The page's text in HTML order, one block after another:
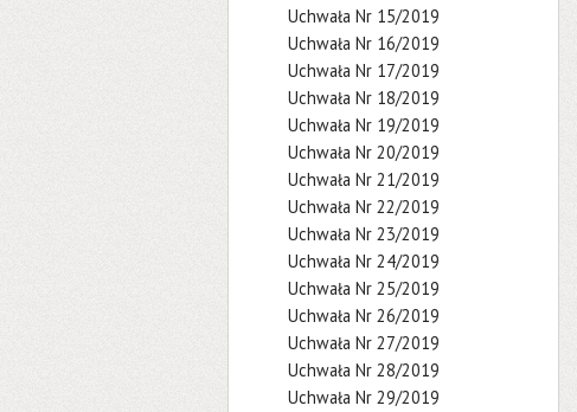
Uchwała Nr 15/2019
Uchwała Nr 16/2019
Uchwała Nr 17/2019
Uchwała Nr 18/2019
Uchwała Nr 19/2019
Uchwała Nr 20/2019
Uchwała Nr 21/2019
Uchwała Nr 22/2019
Uchwała Nr 23/2019
Uchwała Nr 24/2019
Uchwała Nr 25/2019
Uchwała Nr 26/2019
Uchwała Nr 27/2019
Uchwała Nr 28/2019
Uchwała Nr 29/2019